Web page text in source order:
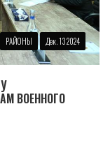
РАЙОНЫ Дек. 13 2024
ВОЕННОГО